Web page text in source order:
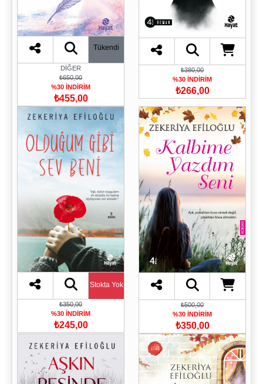
Tükendi
DİĞER
₺650,00
%30 İNDİRİM
₺455,00
₺380,00
%30 İNDİRİM
₺266,00
Stokta Yok
₺350,00
%30 İNDİRİM
₺245,00
₺500,00
%30 İNDİRİM
₺350,00